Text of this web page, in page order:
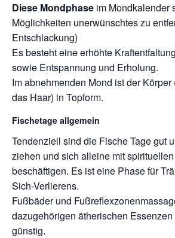
Diese Mondphase im Mondkalender
Möglichkeiten unerwünschtes zu
Entschlackung)
Es besteht eine erhöhte
sowie Entspannung und Erholung.
Im abnehmenden Mond ist der
das Haar) in Topform.
Fischetage allgemein
Tendenziell sind die Fische Tage gut
ziehen und sich alleine mit
beschäftigen. Es ist eine Phase für
Sich-Verlierens.
Fußbäder und
dazugehörigen ätherischen
günstig.